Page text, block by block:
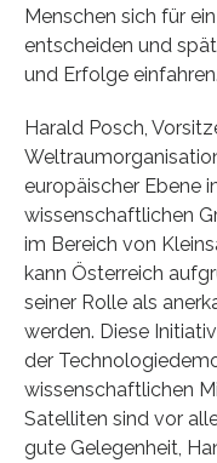
Menschen sich für
entscheiden und
und Erfolge
Harald Posch,
europäischer Ebene
wissenschaftlichen
im Bereich von
kann Österreich
seiner Rolle als
werden. Diese
der
wissenschaftlichen
Satelliten sind vor
gute Gelegenheit,